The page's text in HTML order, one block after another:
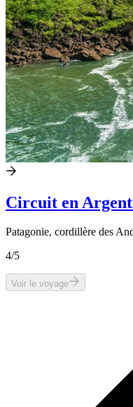
Circuit en
Patagonie, cordillère des
4/5
Voir le voyage